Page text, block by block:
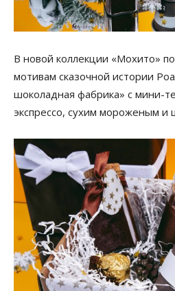
В новой коллекции «Мохито»
мотивам сказочной истории
шоколадная фабрика» с мини-
экспрессо, сухим мороженым и